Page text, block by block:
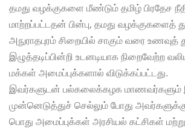
தமது வழக்குகளை மீண்டும் தமிழ் பிரதேச
மாற்றப்பட்டதன் பின்பு, தமது வழக்குகளைத்
அநுராதபுரம் சிறையில் சாகும் வரை
இழுத்தடிப்பின்றி உடனடியாக நிறைவேற்ற
மக்கள் அமைப்புக்களால் விடுக்கப்பட்டது.
இவர்களுடன் பல்கலைக்கழக
முன்னெடுத்துச் செல்லும் போது
பொது அமைப்புக்கள் அரசியல் கட்சிகள்